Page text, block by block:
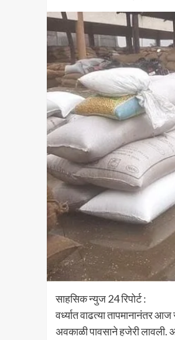
साहसिक न्युज 24 रिपोर्ट :
वर्ध्यात वाढत्या तापमानानंतर
अवकाळी पावसाने हजेरी लावली.